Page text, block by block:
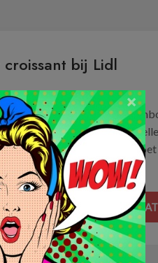
bij Lidl
Een overheerlijke
op gratis croissants. Het
die je in de Lidl Plus app
Lees verder »
JE COUPON VOOR EEN
×